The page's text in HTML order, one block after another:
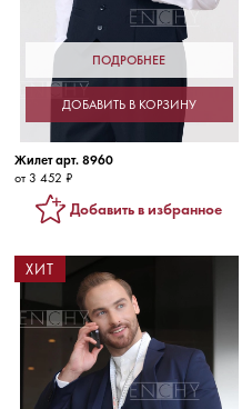
ПОДРОБНЕЕ
ДОБАВИТЬ В КОРЗИНУ
Жилет арт. 8960
от 3 452 ₽
Добавить в избранное
ХИТ